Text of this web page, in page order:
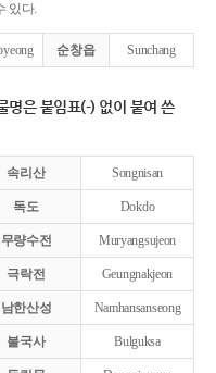
있다.
순창읍 Sunchang
명은 붙임표(-) 없이 붙여 쓴
속리산 Songnisan
독도 Dokdo
무량수전 Muryangsujeon
극락전 Geungnakjeon
남한산성 Namhansanseong
불국사 Bulguksa